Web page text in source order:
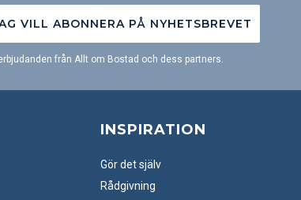
VILL ABONNERA PÅ NYHETSBREVET
från Allt om Bostad och dess partners.
INSPIRATION
Gör det själv
Rådgivning